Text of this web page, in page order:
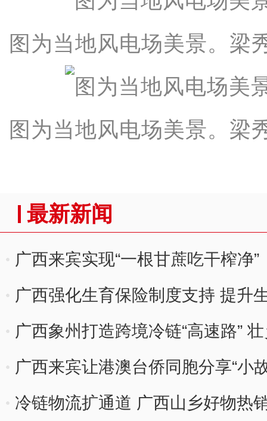
图为当地风电场美景。梁
图为当地风电场美景。梁
最新新闻
广西来宾实现“一根甘蔗吃干榨净”
广西强化生育保险制度支持 提升
广西象州打造跨境冷链“高速路”
广西来宾让港澳台侨同胞分享“小
冷链物流扩通道 广西山乡好物热